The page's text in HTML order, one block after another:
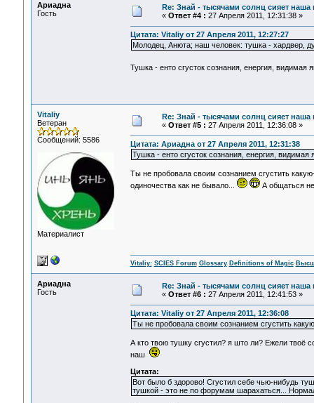
Ариадна
Гость
Re: Знай - тысячами солнц сияет наша
« Ответ #4 : 27 Апреля 2011, 12:31:38 »
Цитата: Vitaliy от 27 Апреля 2011, 12:27:27
Молодец, Анюта; наш человек: тушка - хардвер,
Тушка - енто сгусток сознания, енергия,
Vitaliy
Ветеран
Сообщений: 5586
Материалист
Re: Знай - тысячами солнц сияет наша
« Ответ #5 : 27 Апреля 2011, 12:36:08 »
Цитата: Ариадна от 27 Апреля 2011, 12:31:38
Тушка - енто сгусток сознания, енергия, видимая
Ты не пробовала своим сознанием сгустить
одиночества как не бывало...
А общаться
Vitaliy: SCIES Forum Glossary Definitions of Magic
Ариадна
Гость
Re: Знай - тысячами солнц сияет наша
« Ответ #6 : 27 Апреля 2011, 12:41:53 »
Цитата: Vitaliy от 27 Апреля 2011, 12:36:08
Ты не пробовала своим сознанием сгустить
А кто твою тушку сгустил? я што ли? Ежели твоё
наш
Цитата:
Вот было б здорово! Сгустил себе чью-нибудь
тушкой - это не по форумам шарахаться...